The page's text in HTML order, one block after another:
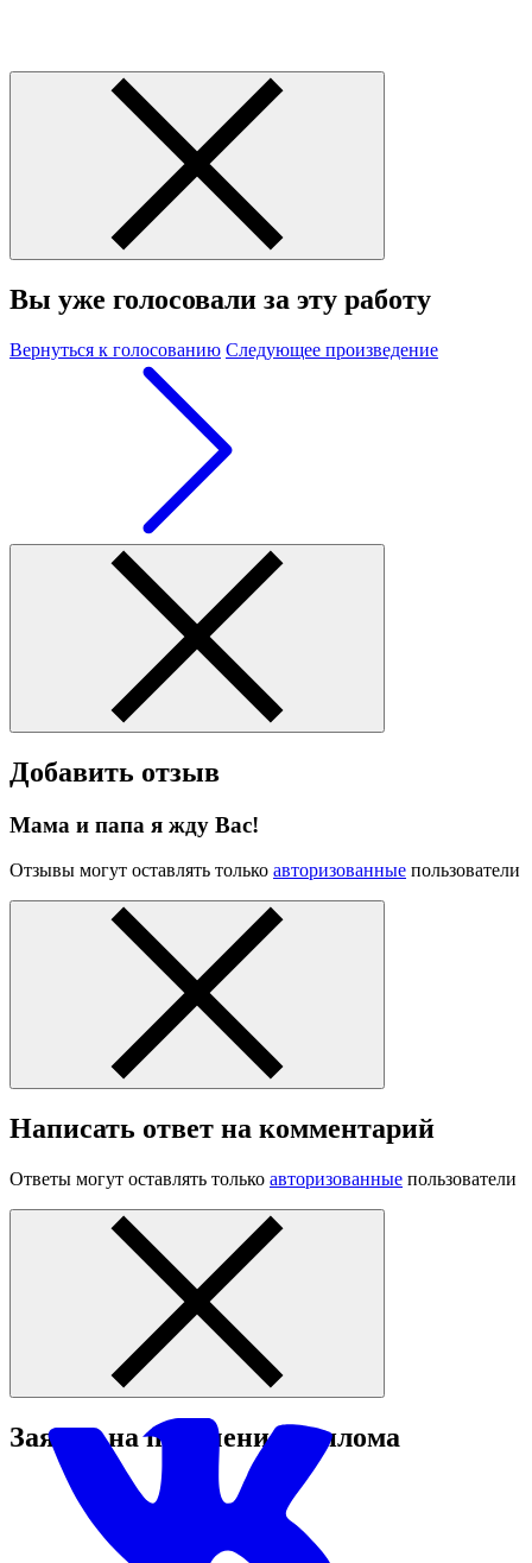
Вы уже голосовали за эту работу
Вернуться к голосованию Следующее произведение
Добавить отзыв
Мама и папа я жду Вас!
Отзывы могут оставлять только авторизованные пользователи
Написать ответ на комментарий
Ответы могут оставлять только авторизованные пользователи
Заявка на получение диплома